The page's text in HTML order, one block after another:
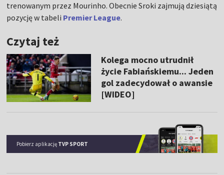
trenowanym przez Mourinho. Obecnie Sroki zajmują dziesiątą
pozycję w tabeli Premier League.
Czytaj też
Kolega mocno utrudnił
życie Fabiańskiemu... Jeden
gol zadecydował o awansie
[WIDEO]
Pobierz aplikację TVP SPORT